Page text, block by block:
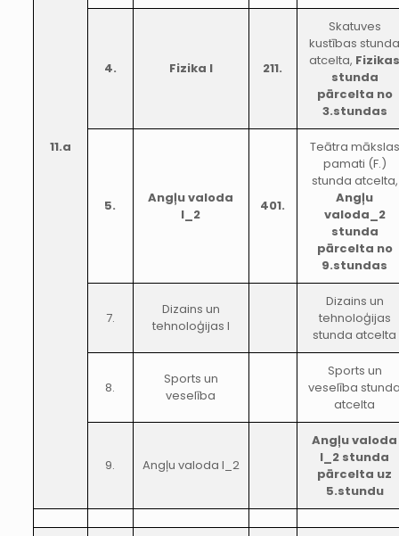
11.a
4. Fizika I 211.
Skatuves
kustības
atcelta,
stunda
pārcelta no
3.stundas
5.
Angļu valoda
I_2
401.
Teātra mākslas
pamati (F.)
stunda atcelta,
Angļu
valoda_2
stunda
pārcelta no
9.stundas
7.
Dizains un
tehnoloģijas I
Dizains un
tehnoloģijas
stunda atcelta
8.
Sports un
veselība
Sports un
veselība
atcelta
9. Angļu valoda I_2
Angļu valoda
I_2 stunda
pārcelta uz
5.stundu